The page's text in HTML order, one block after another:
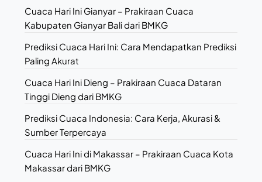
Cuaca Hari Ini Gianyar – Prakiraan Cuaca
Kabupaten Gianyar Bali dari BMKG
Prediksi Cuaca Hari Ini: Cara Mendapatkan Prediksi
Paling Akurat
Cuaca Hari Ini Dieng – Prakiraan Cuaca Dataran
Tinggi Dieng dari BMKG
Prediksi Cuaca Indonesia: Cara Kerja, Akurasi &
Sumber Terpercaya
Cuaca Hari Ini di Makassar – Prakiraan Cuaca Kota
Makassar dari BMKG